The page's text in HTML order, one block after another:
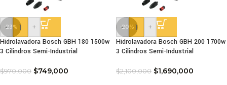
-23%
-
+
Hidrolavadora Bosch GBH 180 1500w
3 Cilindros Semi-Industrial
$970,000 $749,000
-20%
-
+
Hidrolavadora Bosch GBH 200 1700w
3 Cilindros Semi-Industrial
$2,100,000 $1,690,000